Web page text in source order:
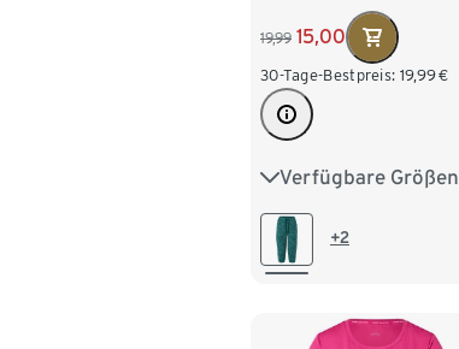
19,99 15,00
30-Tage-Bestpreis: 19,99€
Verfügbare Größen
XS 32/34 S 36/38
M 40/42+2